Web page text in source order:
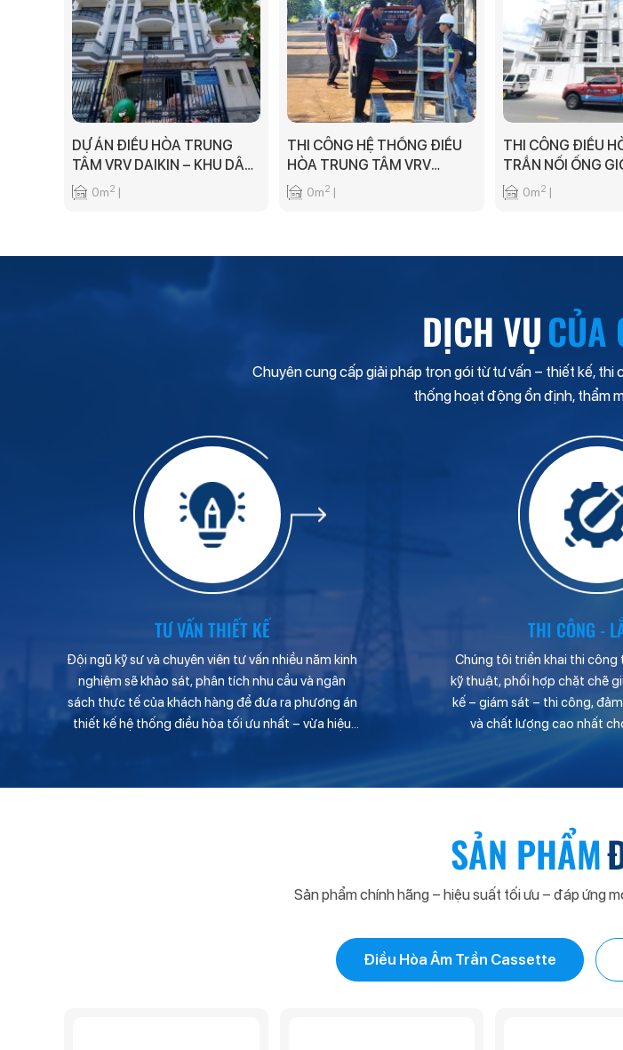
DỰ ÁN ĐIỀU HÒA TRUNG
TÂM VRV DAIKIN – KHU DÂN
CƯ VẠN PHÚC
0m2 |
THI CÔNG HỆ THỐNG ĐIỀU
HÒA TRUNG TÂM VRV
DAIKIN
0m2 |
THI CÔNG ĐIỀU
TRẦN NỐI ỐNG
0m2 |
DỊCH VỤCỦA
Chuyên cung cấp giải pháp trọn gói từ tư vấn – thiết kế,
thống hoạt động ổn định, thẩm
TƯ VẤN THIẾT KẾ
Đội ngũ kỹ sư và chuyên viên tư vấn nhiều năm kinh
nghiệm sẽ khảo sát, phân tích nhu cầu và ngân
sách thực tế của khách hàng để đưa ra phương án
thiết kế hệ thống điều hòa tối ưu nhất – vừa hiệu
THI CÔNG -
Chúng tôi triển khai thi công
kỹ thuật, phối hợp chặt chẽ
kế – giám sát – thi công,
và chất lượng cao nhất
SẢN PHẨM
Sản phẩm chính hãng – hiệu suất tối ưu – đáp ứng
Điều Hòa Âm Trần Cassette